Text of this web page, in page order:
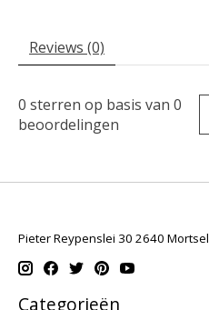
Reviews (0)
0 sterren op basis van 0
beoordelingen
Pieter Reypenslei 30 2640 Mortsel
Categorieën